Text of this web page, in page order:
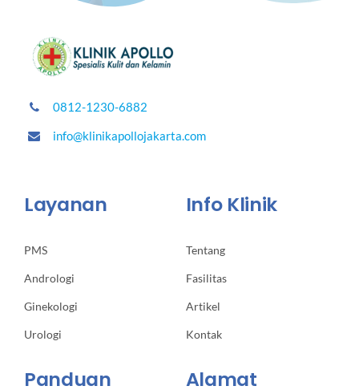
0812-1230-6882
info@klinikapollojakarta.com
Layanan
PMS
Andrologi
Ginekologi
Urologi
Info Klinik
Tentang
Fasilitas
Artikel
Kontak
Panduan Alamat